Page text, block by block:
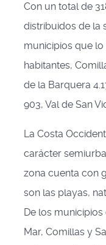
Con un total de
distribuidos de la
municipios que
habitantes,
de la Barquera
903, Val de San
La Costa
carácter
zona cuenta con
son las playas,
De los
Mar, Comillas y